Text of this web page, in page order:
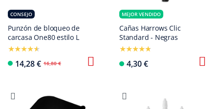
CONSEJO
Punzón de bloqueo de
carcasa One80 estilo L
14,28 € 16,80 €
MEJOR VENDIDO
Cañas Harrows Clic
Standard - Negras
4,30 €